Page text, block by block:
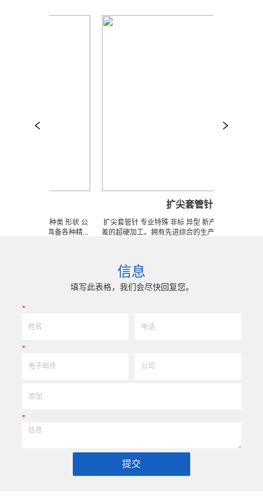
产品任意种类 形状 公
体系，具备各种精密
扩尖套管针
扩尖套管针 专业特殊 非标 异型 新产品任意种类 形状 公
差的超硬加工。拥有先进综合的生产体系，具备各种精密
信息
填写此表格，我们会尽快回复您。
*
*
*
提交